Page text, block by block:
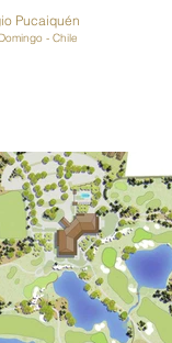
Pucaiquén
- Chile